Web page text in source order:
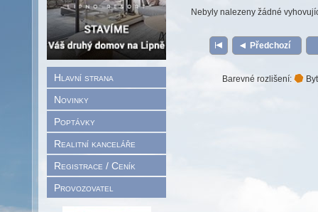
Hlavní strana
Novinky
Poptávky
Realitní kanceláře
Registrace / Ceník
Provozovatel
Nebyly nalezeny žádné
Předchozí
Barevné rozlišení: